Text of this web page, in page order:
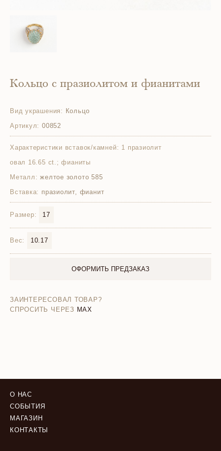
Кольцо с празиолитом и фианитами
Вид украшения: Кольцо
Артикул: 00852
Характеристики вставок/камней: 1 празиолит
овал 16.65 ct.; фианиты
Металл: желтое золото 585
Вставка: празиолит, фианит
Размер: 17
Вес: 10.17
ОФОРМИТЬ ПРЕДЗАКАЗ
ЗАИНТЕРЕСОВАЛ ТОВАР?
СПРОСИТЬ ЧЕРЕЗ MAX
О НАС
СОБЫТИЯ
МАГАЗИН
КОНТАКТЫ